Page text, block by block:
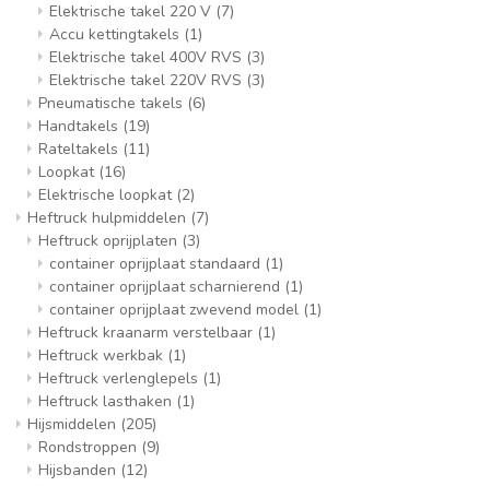
Elektrische takel 220 V (7)
Accu kettingtakels (1)
Elektrische takel 400V RVS (3)
Elektrische takel 220V RVS (3)
Pneumatische takels (6)
Handtakels (19)
Rateltakels (11)
Loopkat (16)
Elektrische loopkat (2)
Heftruck hulpmiddelen (7)
Heftruck oprijplaten (3)
container oprijplaat standaard (1)
container oprijplaat scharnierend (1)
container oprijplaat zwevend model (1)
Heftruck kraanarm verstelbaar (1)
Heftruck werkbak (1)
Heftruck verlenglepels (1)
Heftruck lasthaken (1)
Hijsmiddelen (205)
Rondstroppen (9)
Hijsbanden (12)